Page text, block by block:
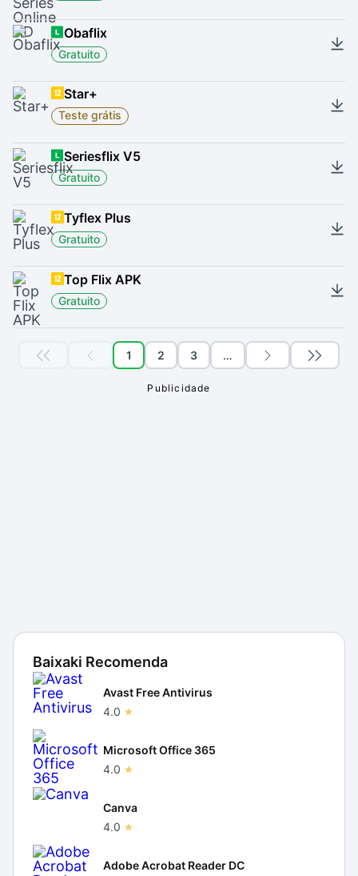
Obaflix
Gratuito
Star+
Teste grátis
Seriesflix V5
Gratuito
Tyflex Plus
Gratuito
Top Flix APK
Gratuito
1 2 3 …
Baixaki Recomenda
Avast Free Antivirus
4.0
Microsoft Office 365
4.0
Canva
4.0
Adobe Acrobat Reader DC